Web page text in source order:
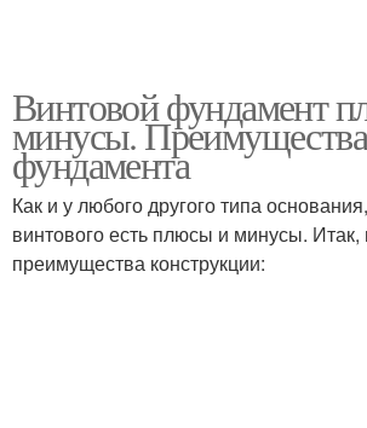
Винтовой фундамент
минусы.
фундамента
Как и у любого другого типа
винтового есть плюсы и минусы.
преимущества конструкции: